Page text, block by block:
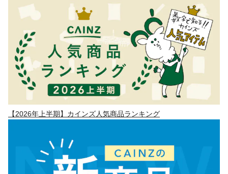
【2026年上半期】カインズ人気商品ランキング